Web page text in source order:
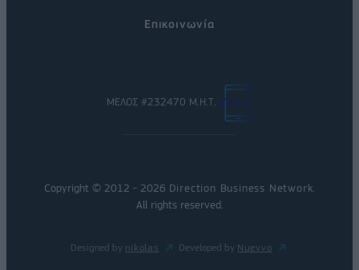
Επικοινωνία
ΜΕΛΟΣ #232470 Μ.Η.Τ.
Copyright © 2012 - 2026 Direction Business Network.
All rights reserved.
Designed by nikolas Developed by Nuevvo